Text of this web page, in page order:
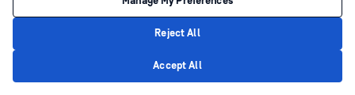
Reject All
Accept All